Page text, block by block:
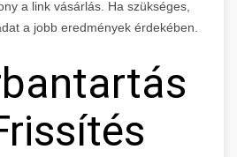
a link vásárlás. Ha szükséges,
a jobb eredmények érdekében.